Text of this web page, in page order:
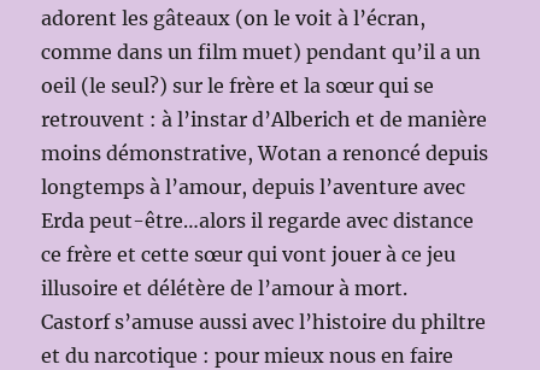
adorent les gâteaux (on le voit à l’écran,
comme dans un film muet) pendant qu’il a un
oeil (le seul?) sur le frère et la sœur qui se
retrouvent : à l’instar d’Alberich et de manière
moins démonstrative, Wotan a renoncé depuis
longtemps à l’amour, depuis l’aventure avec
Erda peut-être…alors il regarde avec distance
ce frère et cette sœur qui vont jouer à ce jeu
illusoire et délétère de l’amour à mort.
Castorf s’amuse aussi avec l’histoire du philtre
et du narcotique : pour mieux nous en faire